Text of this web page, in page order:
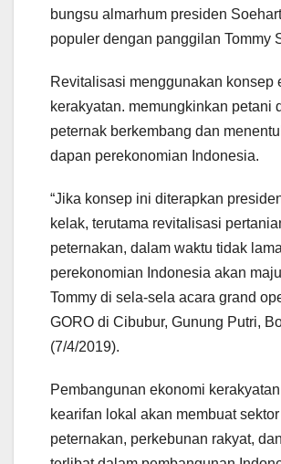
bungsu almarhum presiden
populer dengan panggilan Tommy
Revitalisasi menggunakan konsep
kerakyatan. memungkinkan petani
peternak berkembang dan
dapan perekonomian Indonesia.
“Jika konsep ini diterapkan
kelak, terutama revitalisasi
peternakan, dalam waktu tidak lama
perekonomian Indonesia akan
Tommy di sela-sela acara grand
GORO di Cibubur, Gunung Putri,
(7/4/2019).
Pembangunan ekonomi
kearifan lokal akan membuat
peternakan, perkebunan rakyat,